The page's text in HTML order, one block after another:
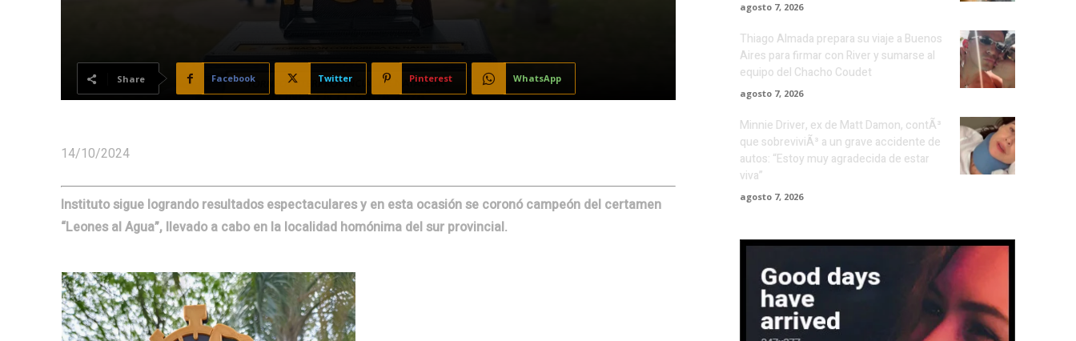
Share Facebook Twitter Pinterest WhatsApp
14/10/2024
Instituto sigue logrando resultados espectaculares y en esta ocasión se coronó campeón del certamen
“Leones al Agua”, llevado a cabo en la localidad homónima del sur provincial.
agosto 7, 2026
Thiago Almada prepara su viaje a Buenos
Aires para firmar con River y sumarse al
equipo del Chacho Coudet
agosto 7, 2026
Minnie Driver, ex de Matt Damon, contÃ³
que sobreviviÃ³ a un grave accidente de
autos: “Estoy muy agradecida de estar
viva”
agosto 7, 2026